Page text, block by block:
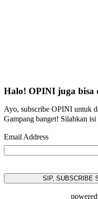
Halo! OPINI juga bisa
Ayo, subscribe OPINI untuk
Gampang banget! Silahkan
Email Address